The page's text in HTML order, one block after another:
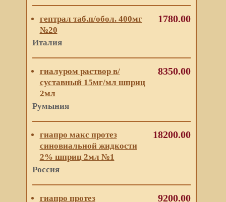
гептрал таб.п/обол. 400мг
№20
Италия
1780.00
гиалуром раствор в/
суставный 15мг/мл шприц
2мл
Румыния
8350.00
гиапро макс протез
синовиальной жидкости
2% шприц 2мл №1
Россия
18200.00
гиапро протез
9200.00